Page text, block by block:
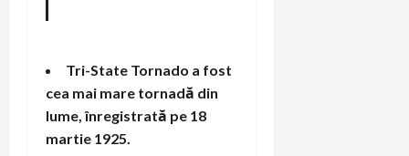
Tri-State Tornado a fost
cea mai mare tornadă din
lume, înregistrată pe 18
martie 1925.